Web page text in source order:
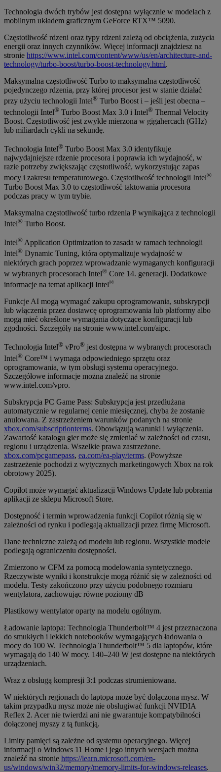
Technologia dwóch trybów jest dostępna wyłącznie w modelach z
mobilnym układem graficznym GeForce RTX™ 5090.
Częstotliwość rdzeni oraz typy rdzeni zależą od obciążenia, zużycia
energii oraz innych czynników. Więcej informacji znajdziesz na
stronie https://www.intel.com/content/www/us/en/architecture-and-
technology/turbo-boost/turbo-boost-technology.html.
Maksymalna częstotliwość Turbo to maksymalna częstotliwość
pojedynczego rdzenia, przy której procesor jest w stanie działać
przy użyciu technologii Intel® Turbo Boost i – jeśli jest obecna –
technologii Intel® Turbo Boost Max 3.0 i Intel® Thermal Velocity
Boost. Częstotliwość jest zwykle mierzona w gigahercach (GHz)
lub miliardach cykli na sekundę.
Technologia Intel® Turbo Boost Max 3.0 identyfikuje
najwydajniejsze rdzenie procesora i poprawia ich wydajność, w
razie potrzeby zwiększając częstotliwość, wykorzystując zapas
mocy i zakresu temperaturowego. Częstotliwość technologii Intel®
Turbo Boost Max 3.0 to częstotliwość taktowania procesora
podczas pracy w tym trybie.
Maksymalna częstotliwość turbo rdzenia P wynikająca z technologii
Intel® Turbo Boost.
Intel® Application Optimization to zasada w ramach technologii
Intel® Dynamic Tuning, która optymalizuje wydajność w
niektórych grach poprzez wprowadzanie wymaganych konfiguracji
w wybranych procesorach Intel® Core 14. generacji. Dodatkowe
informacje na temat aplikacji Intel®
Funkcje AI mogą wymagać zakupu oprogramowania, subskrypcji
lub włączenia przez dostawcę oprogramowania lub platformy albo
mogą mieć określone wymagania dotyczące konfiguracji lub
zgodności. Szczegóły na stronie www.intel.com/aipc.
Technologia Intel® vPro® jest dostępna w wybranych procesorach
Intel® Core™ i wymaga odpowiedniego sprzętu oraz
oprogramowania, w tym obsługi systemu operacyjnego.
Szczegółowe informacje można znaleźć na stronie
www.intel.com/vpro.
Subskrypcja PC Game Pass: Subskrypcja jest przedłużana
automatycznie w regularnej cenie miesięcznej, chyba że zostanie
anulowana. Z zastrzeżeniem warunków podanych na stronie
xbox.com/subscriptionterms. Obowiązują warunki i wyłączenia.
Zawartość katalogu gier może się zmieniać w zależności od czasu,
regionu i urządzenia. Wszelkie prawa zastrzeżone.
xbox.com/pcgamepass, ea.com/ea-play/terms. (Powyższe
zastrzeżenie pochodzi z wytycznych marketingowych Xbox na rok
obrotowy 2025).
Copilot może wymagać aktualizacji Windows Update lub pobrania
aplikacji ze sklepu Microsoft Store.
Dostępność i termin wprowadzenia funkcji Copilot różnią się w
zależności od rynku i podlegają aktualizacji przez firmę Microsoft.
Dane techniczne zależą od modelu lub regionu. Wszystkie modele
podlegają ograniczeniu dostępności.
Zmierzono w CFM za pomocą modelowania syntetycznego.
Rzeczywiste wyniki i konstrukcje mogą różnić się w zależności od
modelu. Testy zakończono przy użyciu podobnego rozmiaru
wentylatora, zachowując równe poziomy dB
Plastikowy wentylator oparty na modelu ogólnym.
Ładowanie laptopa: Technologia Thunderbolt™ 4 jest przeznaczona
do smukłych i lekkich notebooków wymagających ładowania o
mocy do 100 W. Technologia Thunderbolt™ 5 dla laptopów, które
wymagają do 140 W mocy. 140–240 W jest dostępne na niektórych
urządzeniach.
Wraz z obsługą kompresji 3:1 podczas strumieniowana.
W niektórych regionach do laptopa może być dołączona mysz. W
takim przypadku mysz może nie obsługiwać funkcji NVIDIA
Reflex 2. Acer nie twierdzi ani nie gwarantuje kompatybilności
dołączonej myszy z tą funkcją.
Limity pamięci są zależne od systemu operacyjnego. Więcej
informacji o Windows 11 Home i jego innych wersjach można
znaleźć na stronie https://learn.microsoft.com/en-
us/windows/win32/memory/memory-limits-for-windows-releases.